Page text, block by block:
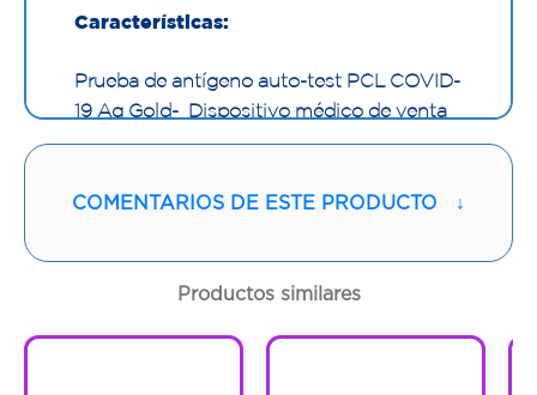
Características:
Prueba de antígeno auto-test PCL COVID-
19 Ag Gold- Dispositivo médico de venta
libre para el diagnóstico rápido y efectivo
Presentación caja por 1 kit.
4 formas de tomar la muestra:
COMENTARIOS DE ESTE PRODUCTO ↓
Productos similares